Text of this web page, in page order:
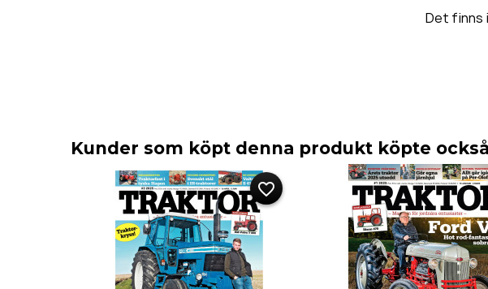
Det finns
Kunder som köpt denna produkt köpte
favorite_border